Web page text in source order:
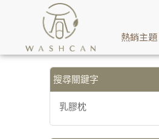
【乳膠枕】搜尋結果 | Washcan瓦士肯
熱銷主題
搜尋關鍵字
乳膠枕